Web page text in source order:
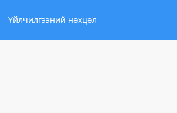
Үйлчилгээний нөхцөл